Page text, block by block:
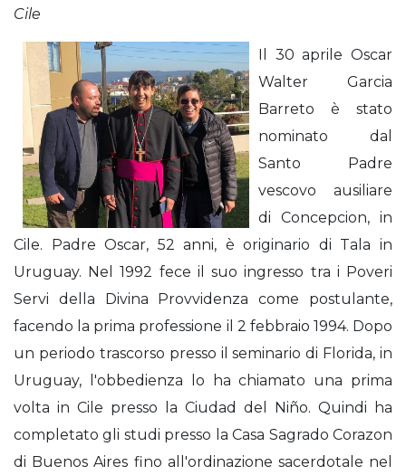
Cile
Il 30 aprile Oscar
Walter Garcia
Barreto è stato
nominato dal
Santo Padre
vescovo ausiliare
di Concepcion, in
Cile. Padre Oscar, 52 anni, è originario di Tala in
Uruguay. Nel 1992 fece il suo ingresso tra i Poveri
Servi della Divina Provvidenza come postulante,
facendo la prima professione il 2 febbraio 1994. Dopo
un periodo trascorso presso il seminario di Florida, in
Uruguay, l'obbedienza lo ha chiamato una prima
volta in Cile presso la Ciudad del Niño. Quindi ha
completato gli studi presso la Casa Sagrado Corazon
di Buenos Aires fino all'ordinazione sacerdotale nel